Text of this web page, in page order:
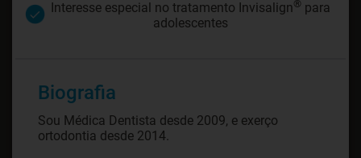
Interesse especial no tratamento Invisalign® para
adolescentes
Biografia
Sou Médica Dentista desde 2009, e exerço
ortodontia desde 2014.